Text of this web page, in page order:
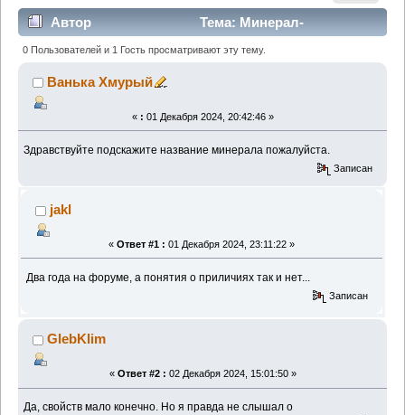
Автор
Тема: Минерал-
постоянный магнит (Прочитано 6509 раз)
0 Пользователей и 1 Гость просматривают эту тему.
Ванька Хмурый
« : 01 Декабря 2024, 20:42:46 »
Здравствуйте подскажите название минерала пожалуйста.
Записан
jakl
« Ответ #1 : 01 Декабря 2024, 23:11:22 »
Два года на форуме, а понятия о приличиях так и нет...
Записан
GlebKlim
« Ответ #2 : 02 Декабря 2024, 15:01:50 »
Да, свойств мало конечно. Но я правда не слышал о